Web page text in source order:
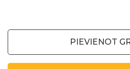
PIEVIENOT